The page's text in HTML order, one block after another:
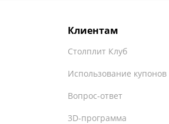
Клиентам
Столплит Клуб
Использование купонов
Вопрос-ответ
3D-программа